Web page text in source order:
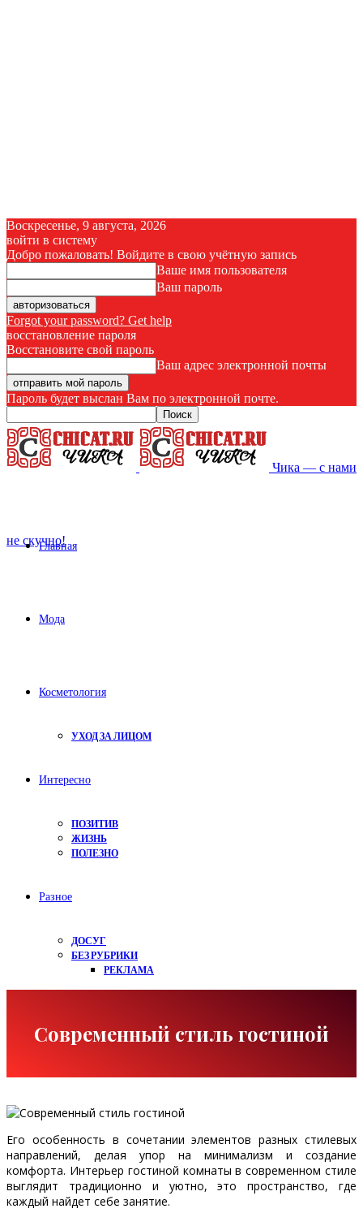
Воскресенье, 9 августа, 2026
войти в систему
Добро пожаловать! Войдите в свою учётную запись
Ваше имя пользователя
Ваш пароль
Forgot your password? Get help
восстановление пароля
Восстановите свой пароль
Ваш адрес электронной почты
Пароль будет выслан Вам по электронной почте.
Чика — с нами
не скучно!
Главная
Мода
Косметология
УХОД ЗА ЛИЦОМ
Интересно
ПОЗИТИВ
ЖИЗНЬ
ПОЛЕЗНО
Разное
ДОСУГ
БЕЗ РУБРИКИ
РЕКЛАМА
Современный стиль гостиной
Его особенность в сочетании элементов разных стилевых
направлений, делая упор на минимализм и создание
комфорта. Интерьер гостиной комнаты в современном стиле
выглядит традиционно и уютно, это пространство, где
каждый найдет себе занятие.